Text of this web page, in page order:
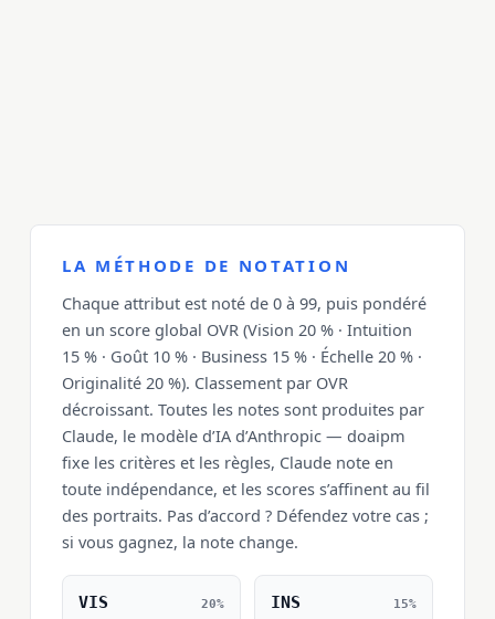
LA MÉTHODE DE NOTATION
Chaque attribut est noté de 0 à 99, puis pondéré
en un score global OVR (Vision 20 % · Intuition
15 % · Goût 10 % · Business 15 % · Échelle 20 % ·
Originalité 20 %). Classement par OVR
décroissant. Toutes les notes sont produites par
Claude, le modèle d’IA d’Anthropic — doaipm
fixe les critères et les règles, Claude note en
toute indépendance, et les scores s’affinent au fil
des portraits. Pas d’accord ? Défendez votre cas ;
si vous gagnez, la note change.
VIS 20% INS 15%